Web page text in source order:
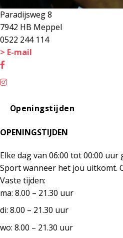
Paradijsweg 8
7942 HB Meppel
0522 244 114
> E-mail
Openingstijden
OPENINGSTIJDEN
Elke dag van 06:00 tot 00:00 uur
Sport wanneer het jou uitkomt.
Vaste tijden:
ma: 8.00 – 21.30 uur
di: 8.00 – 21.30 uur
wo: 8.00 – 21.30 uur